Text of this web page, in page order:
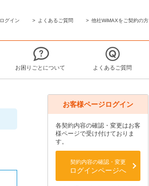
ログイン よくあるご質問 他社WiMAXをご契約の方
お困りごとについて よくあるご質問
お客様ページログイン
各契約内容の確認・変更はお客
様ページで受け付けておりま
す。
契約内容の確認・変更
ログインページへ